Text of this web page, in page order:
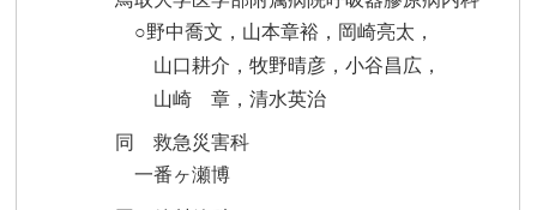
○野中喬文，山本章裕，岡崎亮太，
山口耕介，牧野晴彦，小谷昌広，
山崎 章，清水英治
同 救急災害科
一番ヶ瀬博